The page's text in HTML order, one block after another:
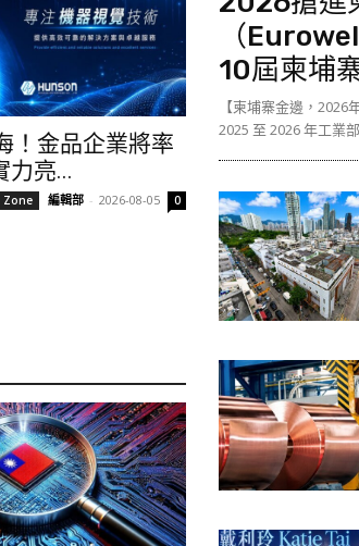
！金品企業將率
力亮...
Zone 編輯部 - 2026-08-05 0
（
10屆柬埔
【柬埔寨金邊，
2025 至 2026 年工業